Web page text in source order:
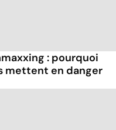
: pourquoi
mettent en danger